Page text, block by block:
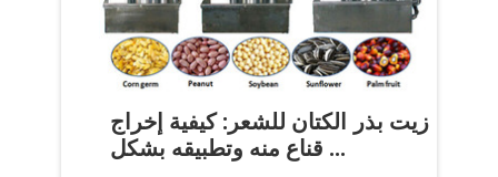
زيت بذر الكتان للشعر: كيفية إخراج
قناع منه وتطبيقه بشكل ...